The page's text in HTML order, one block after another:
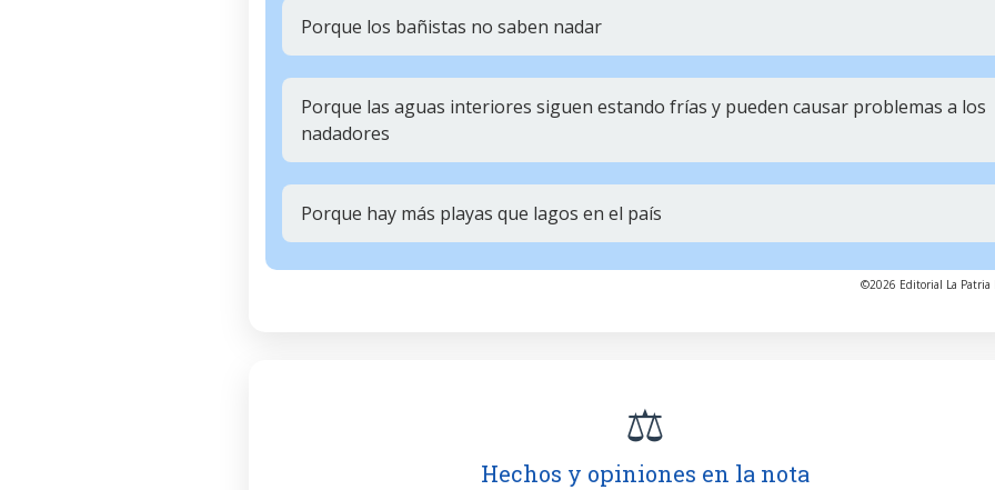
Porque los bañistas no saben nadar
Porque las aguas interiores siguen estando frías y pueden causar problemas a los
nadadores
Porque hay más playas que lagos en el país
©2026 Editorial La Patria
⚖️
Hechos y opiniones en la nota